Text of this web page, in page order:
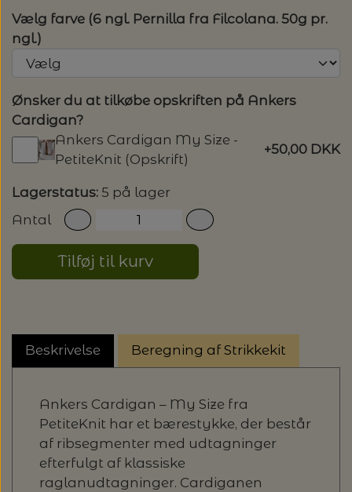
POMP STITCH - BRODERI - SPAR 30-35%
PÅ ALLE KITS
SPAR 40% - GLERUPS STØVLER BØRN (STR.
19 - 23)
PERMIN: SPAR 30% PÅ ALLE
BALDYRE: UDVALGTE BRODERIER - SPAR
20%
PASCUALI
PERMIN
SOMMERGARN
LENE HOLME SAMSØE - LEKNIT
MY FAVOURITE THINGS KNITWEAR
OTHER LOOPS
PETITEKNIT
RAUMA
MASKEWIRES
MÅLEBÅND / PINDEMÅLERE
MAGMA
SYTRÅD
Vælg farve (6 ngl. Pernilla fra Filcolana. 50g pr.
ngl.)
Ønsker du at tilkøbe opskriften på Ankers
Cardigan?
Ankers Cardigan My Size -
PetiteKnit (Opskrift)
+50,00 DKK
Lagerstatus: 5 på lager
Antal
Tilføj til kurv
Beskrivelse Beregning af Strikkekit
Ankers Cardigan – My Size fra
PetiteKnit har et bærestykke, der består
af ribsegmenter med udtagninger
efterfulgt af klassiske
raglanudtagninger. Cardiganen